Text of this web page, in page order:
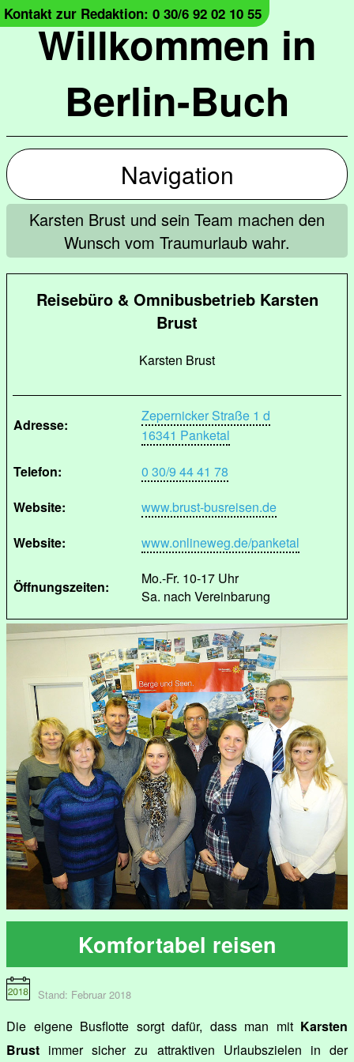
Willkommen in
Berlin-Buch
Kontakt zur Redaktion: 0 30/6 92 02 10 55
Navigation
Karsten Brust und sein Team machen den
Wunsch vom Traumurlaub wahr.
Reisebüro & Omnibusbetrieb Karsten
Brust
Karsten Brust
Adresse:
Zepernicker Straße 1 d
16341 Panketal
Telefon:
0 30/9 44 41 78
Website:
www.brust-busreisen.de
Website:
www.onlineweg.de/panketal
Öffnungszeiten:
Mo.-Fr. 10-17 Uhr
Sa. nach Vereinbarung
Komfortabel reisen
Stand: Februar 2018
Die eigene Busflotte sorgt dafür, dass man mit Karsten
Brust immer sicher zu attraktiven Urlaubszielen in der